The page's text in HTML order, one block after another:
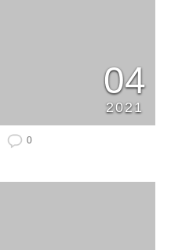
04
2021
0